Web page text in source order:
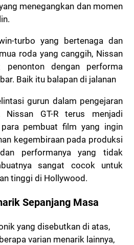
menegangkan dan momen
turbo yang bertenaga dan
roda yang canggih, Nissan
penonton dengan performa
Baik itu balapan di jalanan
gurun dalam pengejaran
Nissan GT-R terus menjadi
pembuat film yang ingin
kegembiraan pada produksi
performanya yang tidak
sangat cocok untuk
tinggi di Hollywood.
Sepanjang Masa
yang disebutkan di atas,
varian menarik lainnya,